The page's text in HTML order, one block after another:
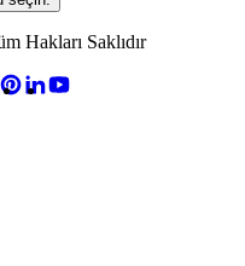
Hakları Saklıdır